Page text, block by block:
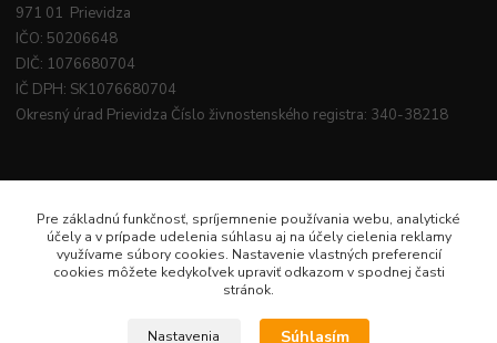
971 01 Prievidza
IČO: 50206648
DIČ: 1076680704
IČ DPH: SK1076680704
Okresný úrad Prievidza Číslo živnostenského registra: 340-38218
Pre základnú funkčnosť, spríjemnenie používania webu, analytické
účely a v prípade udelenia súhlasu aj na účely cielenia reklamy
využívame súbory cookies. Nastavenie vlastných preferencií
cookies môžete kedykoľvek upraviť odkazom v spodnej časti
stránok.
Nastavenia Súhlasím